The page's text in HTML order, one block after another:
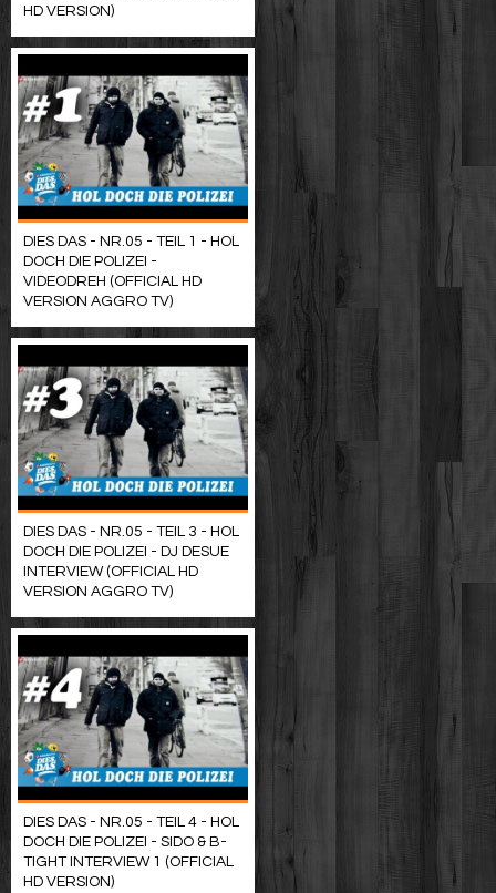
HD VERSION)
DIES DAS - NR.05 - TEIL 1 - HOL
DOCH DIE POLIZEI -
VIDEODREH (OFFICIAL HD
VERSION AGGRO TV)
DIES DAS - NR.05 - TEIL 3 - HOL
DOCH DIE POLIZEI - DJ DESUE
INTERVIEW (OFFICIAL HD
VERSION AGGRO TV)
DIES DAS - NR.05 - TEIL 4 - HOL
DOCH DIE POLIZEI - SIDO & B-
TIGHT INTERVIEW 1 (OFFICIAL
HD VERSION)